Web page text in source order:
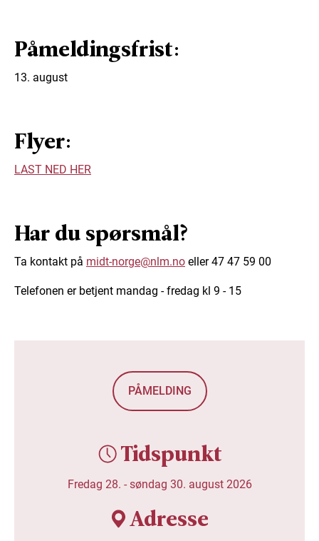
Påmeldingsfrist:
13. august
Flyer:
LAST NED HER
Har du spørsmål?
Ta kontakt på midt-norge@nlm.no eller 47 47 59 00
Telefonen er betjent mandag - fredag kl 9 - 15
PÅMELDING
Tidspunkt
Fredag 28. - søndag 30. august 2026
Adresse